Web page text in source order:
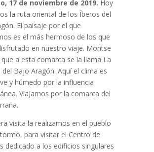
17 de noviembre de 2019. Hoy
la ruta oriental de los Íberos del
El paisaje por el que
es el más hermoso de los que
en nuestro viaje. Montse
a esta comarca se la llama La
del Bajo Aragón. Aquí el clima es
y húmedo por la influencia
Viajamos por la comarca del
visita la realizamos en el pueblo
para visitar el Centro de
dedicado a los edificios singulares